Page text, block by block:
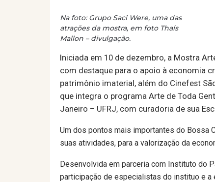
Na foto: Grupo Saci Were, uma das
atrações da mostra, em foto Thaís
Mallon – divulgação.
Iniciada em 10 de dezembro, a Mostra
com destaque para o apoio à economia
patrimônio imaterial, além do Cinefest
que integra o programa Arte de Toda
Janeiro – UFRJ, com curadoria de sua
Um dos pontos mais importantes do Bossa
suas atividades, para a valorização da
Desenvolvida em parceria com Instituto do
participação de especialistas do instituo e